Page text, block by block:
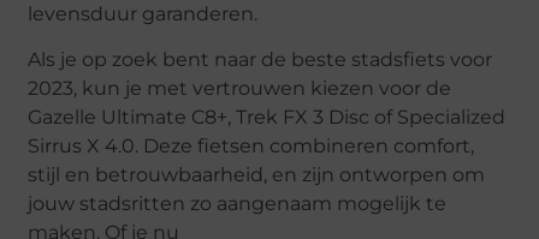
levensduur garanderen.
Als je op zoek bent naar de beste stadsfiets voor
2023, kun je met vertrouwen kiezen voor de
Gazelle Ultimate C8+, Trek FX 3 Disc of Specialized
Sirrus X 4.0. Deze fietsen combineren comfort,
stijl en betrouwbaarheid, en zijn ontworpen om
jouw stadsritten zo aangenaam mogelijk te
maken. Of je nu